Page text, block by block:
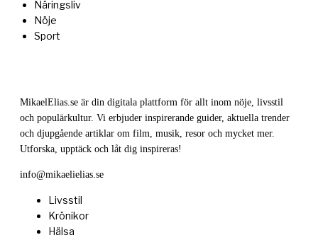
Näringsliv
Nöje
Sport
MikaelElias.se är din digitala plattform för allt inom nöje, livsstil
och populärkultur. Vi erbjuder inspirerande guider, aktuella trender
och djupgående artiklar om film, musik, resor och mycket mer.
Utforska, upptäck och låt dig inspireras!
info@mikaelielias.se
Livsstil
Krönikor
Hälsa